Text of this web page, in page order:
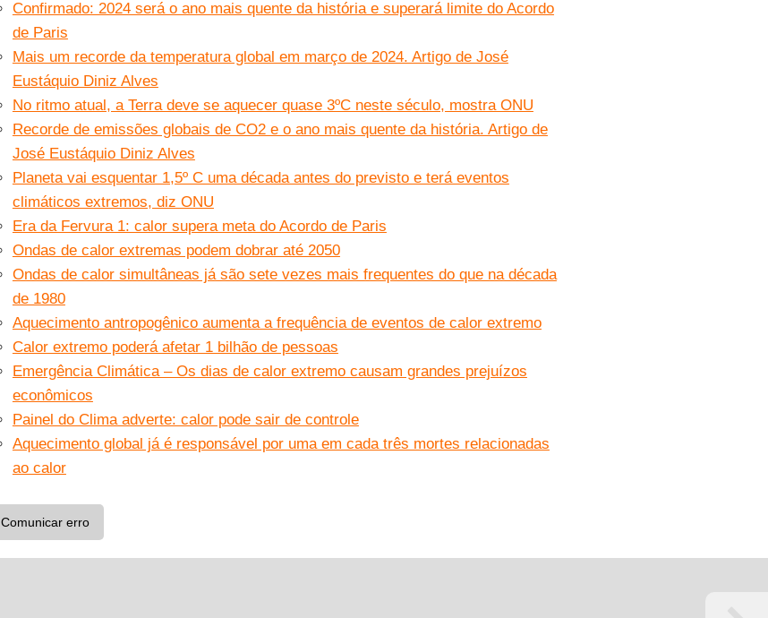
Confirmado: 2024 será o ano mais quente da história e superará limite do Acordo
de Paris
Mais um recorde da temperatura global em março de 2024. Artigo de José
Eustáquio Diniz Alves
No ritmo atual, a Terra deve se aquecer quase 3ºC neste século, mostra ONU
Recorde de emissões globais de CO2 e o ano mais quente da história. Artigo de
José Eustáquio Diniz Alves
Planeta vai esquentar 1,5º C uma década antes do previsto e terá eventos
climáticos extremos, diz ONU
Era da Fervura 1: calor supera meta do Acordo de Paris
Ondas de calor extremas podem dobrar até 2050
Ondas de calor simultâneas já são sete vezes mais frequentes do que na década
de 1980
Aquecimento antropogênico aumenta a frequência de eventos de calor extremo
Calor extremo poderá afetar 1 bilhão de pessoas
Emergência Climática – Os dias de calor extremo causam grandes prejuízos
econômicos
Painel do Clima adverte: calor pode sair de controle
Aquecimento global já é responsável por uma em cada três mortes relacionadas
ao calor
Comunicar erro